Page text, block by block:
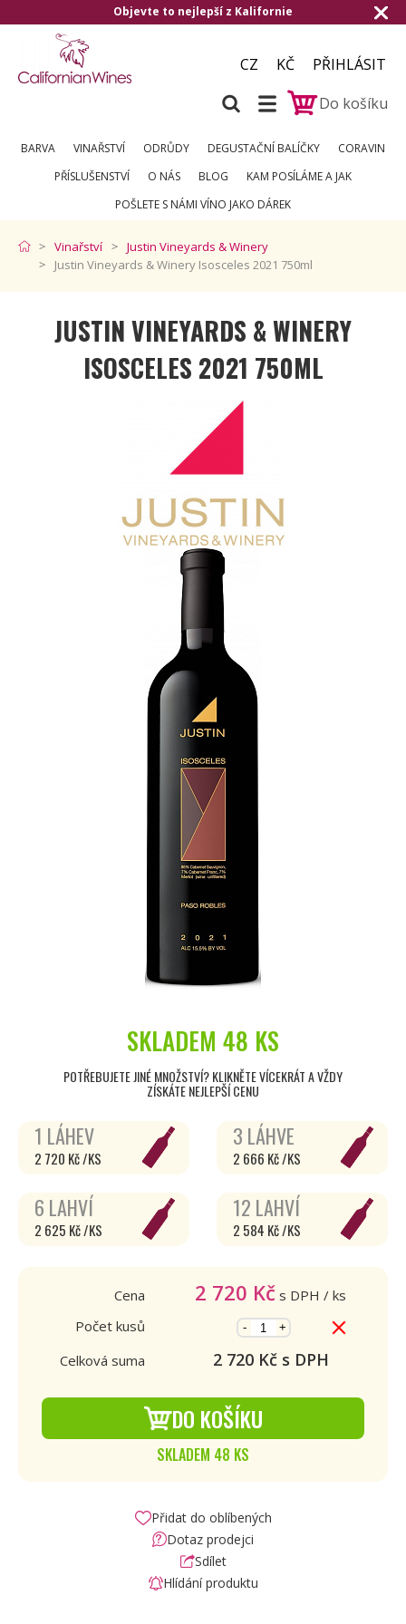
Objevte to nejlepší z Kalifornie
CZ KČ
PŘIHLÁSIT
Do košíku
BARVA VINAŘSTVÍ ODRŮDY DEGUSTAČNÍ BALÍČKY
CORAVIN
PŘÍSLUŠENSTVÍ
O NÁS BLOG
KAM POSÍLÁME A JAK
POŠLETE S NÁMI VÍNO JAKO DÁREK
Vinařství
Justin Vineyards & Winery
Justin Vineyards & Winery Isosceles 2021 750ml
JUSTIN VINEYARDS & WINERY
ISOSCELES 2021 750ML
SKLADEM 48 KS
POTŘEBUJETE JINÉ MNOŽSTVÍ? KLIKNĚTE VÍCEKRÁT A VŽDY
ZÍSKÁTE NEJLEPŠÍ CENU
1 LÁHEV
2 720 Kč /KS
3 LÁHVE
2 666 Kč /KS
6 LAHVÍ
2 625 Kč /KS
12 LAHVÍ
2 584 Kč /KS
Cena 2 720 Kč s DPH / ks
Počet kusů
- +
Celková suma 2 720Kč s DPH
DO KOŠÍKU
SKLADEM 48 KS
Přidat do oblíbených
Dotaz prodejci
Sdílet
Hlídání produktu